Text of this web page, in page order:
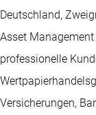
Deutschland,
Asset
professionelle
Versicherungen,